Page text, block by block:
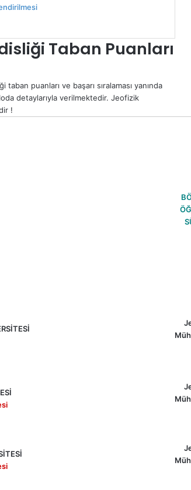
Taban Puanları
puanları ve başarı sıralaması yanında
detaylarıyla verilmektedir. Jeofizik
!